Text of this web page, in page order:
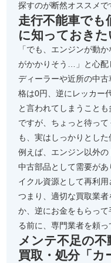
探すのが断然オススメで
走行不能車でも
に知っておきた
「でも、エンジンが動
がかかりそう…」と心配
ディーラーや近所の中
格は0円、逆にレッカー
と言われてしまうことも
ですが、ちょっと待っ
も、実はしっかりとした
例えば、エンジン以外
中古部品として需要が
イクル資源として再利用
つまり、適切な買取業
か、逆にお金をもらっ
る前に、専門業者を頼っ
メンテ不足の
買取・処分「